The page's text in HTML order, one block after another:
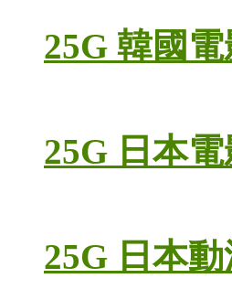
25G 韓國
25G 日本
25G 日本